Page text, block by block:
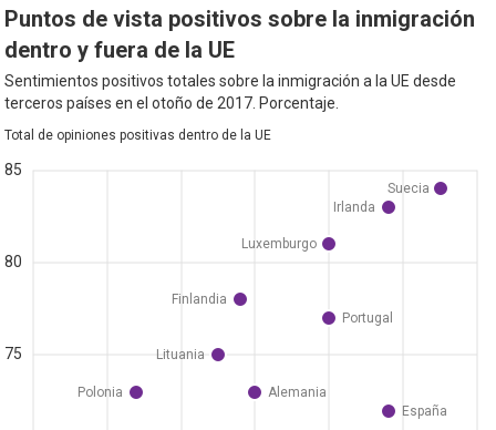
Puntos de vista positivos sobre la inmigración
dentro y fuera de la UE
Sentimientos positivos totales sobre la inmigración a la UE desde
terceros países en el otoño de 2017. Porcentaje.
Total de opiniones positivas dentro de la UE
75
80
85
Alemania
Irlanda
España
Lituania
Luxemburgo
Polonia
Portugal
Finlandia
Suecia